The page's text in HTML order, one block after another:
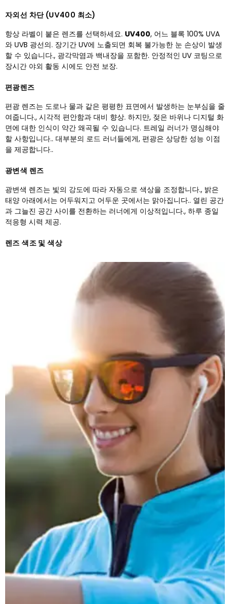
자외선 차단 (UV400 최소)
항상 라벨이 붙은 렌즈를 선택하세요. UV400, 어느 블록 100% UVA
와 UVB 광선의. 장기간 UV에 노출되면 회복 불가능한 눈 손상이 발생
할 수 있습니다., 광각막염과 백내장을 포함한. 안정적인 UV 코팅으로
장시간 야외 활동 시에도 안전 보장.
편광렌즈
편광 렌즈는 도로나 물과 같은 평평한 표면에서 발생하는 눈부심을 줄
여줍니다., 시각적 편안함과 대비 향상. 하지만, 젖은 바위나 디지털 화
면에 대한 인식이 약간 왜곡될 수 있습니다. 트레일 러너가 명심해야
할 사항입니다.. 대부분의 로드 러너들에게, 편광은 상당한 성능 이점
을 제공합니다..
광변색 렌즈
광변색 렌즈는 빛의 강도에 따라 자동으로 색상을 조정합니다., 밝은
태양 아래에서는 어두워지고 어두운 곳에서는 맑아집니다.. 열린 공간
과 그늘진 공간 사이를 전환하는 러너에게 이상적입니다., 하루 종일
적응형 시력 제공.
렌즈 색조 및 색상